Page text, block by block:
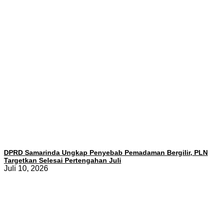
DPRD Samarinda Ungkap Penyebab Pemadaman Bergilir, PLN
Targetkan Selesai Pertengahan Juli
Juli 10, 2026